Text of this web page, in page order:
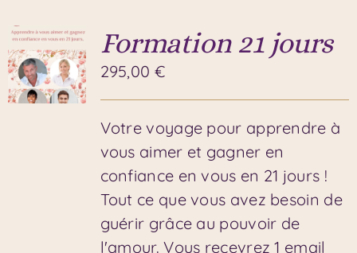
Formation 21 jours
295,00 €
Votre voyage pour apprendre à
vous aimer et gagner en
confiance en vous en 21 jours !
Tout ce que vous avez besoin de
guérir grâce au pouvoir de
l'amour. Vous recevrez 1 email